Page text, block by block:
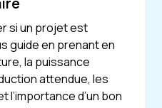
si un projet est
guide en prenant en
la puissance
attendue, les
d’un bon